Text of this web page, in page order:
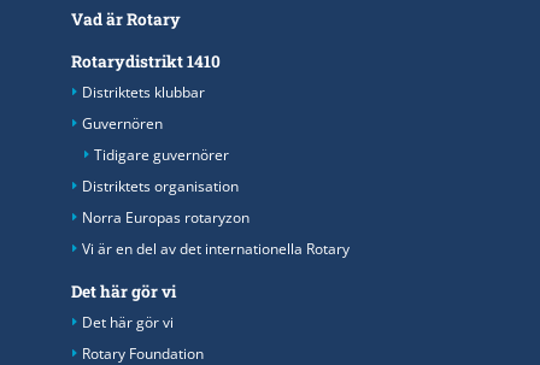
Vad är Rotary
Rotarydistrikt 1410
Distriktets klubbar
Guvernören
Tidigare guvernörer
Distriktets organisation
Norra Europas rotaryzon
Vi är en del av det internationella Rotary
Det här gör vi
Det här gör vi
Rotary Foundation